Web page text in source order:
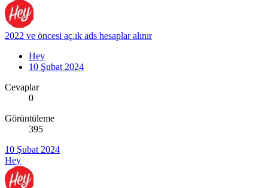
2022 ve öncesi aç.ık ads hesaplar alınır
Hey
10 Şubat 2024
Cevaplar
0
Görüntüleme
395
10 Şubat 2024
Hey